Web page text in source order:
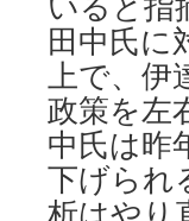
田中氏に
上で、伊
政策を左
中氏は昨
下げられ
析はやり